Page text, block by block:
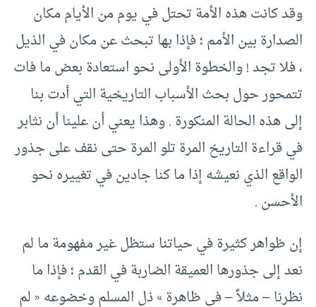
وقد كانت هذه الأمة تحتل في يوم من الأيام مكان
الصدارة بين الأمم ؛ فإذا بها تبحث عن مكان في الذيل
، فلا تجد ! والخطوة الأولى نحو استعادة بعض ما فات
تتمحور حول بحث الأسباب التاريخية التي أدت بنا
إلى هذه الحالة المنكورة . وهذا يعني أن علينا أن نثابر
في قراءة التاريخ المرة تلو المرة حتى نقف على جذور
الواقع الذي نعيشه إذا ما كنا جادين في تغييره نحو
الأحسن .
إن ظواهر كثيرة في حياتنا ستظل غير مفهومة ما لم
نعد إلى جذورها العميقة الضاربة في القدم ؛ فإذا ما
نظرنا – مثلاً – في ظاهرة » ذل المسلم وخضوعه « لم